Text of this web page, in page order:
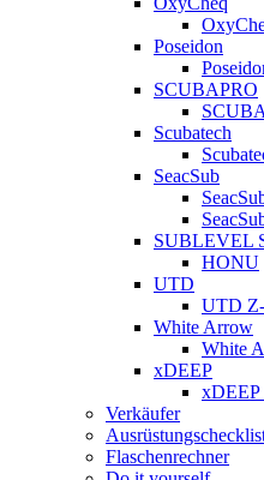
Poseidon
SCUBAPRO
Scubatech
SeacSub
SUBLEVEL
HONU
UTD
UTD
White Arrow
White
xDEEP
xDEEP
Verkäufer
Flaschenrechner